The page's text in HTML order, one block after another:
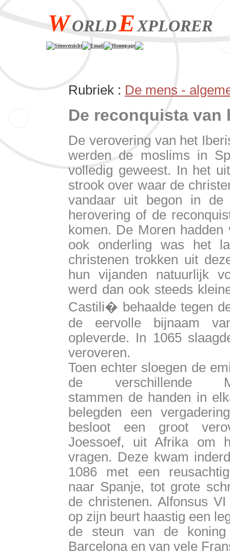
WORLDEXPLORER
Siteoverzicht Email Homepage
Rubriek : De mens -
De reconquista
De verovering van het
werden de moslims in
volledig geweest. In het
strook over waar de
vandaar uit begon in de
herovering of de
komen. De Moren
ook onderling was het
christenen trokken uit
hun vijanden natuurlijk
werd dan ook steeds
Castili� behaalde tegen
de eervolle bijnaam
opleverde. In 1065
veroveren.
Toen echter sloegen de
de verschillende
stammen de handen in
belegden een
besloot een groot
Joessoef, uit Afrika om
vragen. Deze kwam
1086 met een
naar Spanje, tot grote
de christenen. Alfonsus VI
op zijn beurt haastig een
de steun van de
Barcelona en van vele